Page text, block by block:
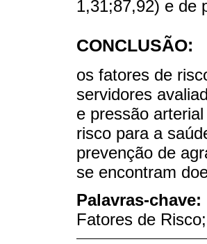
1,31;87,92) e de
CONCLUSÃO:
os fatores de
servidores
e pressão
risco para a
prevenção de
se encontram
Palavras-chave:
Fatores de